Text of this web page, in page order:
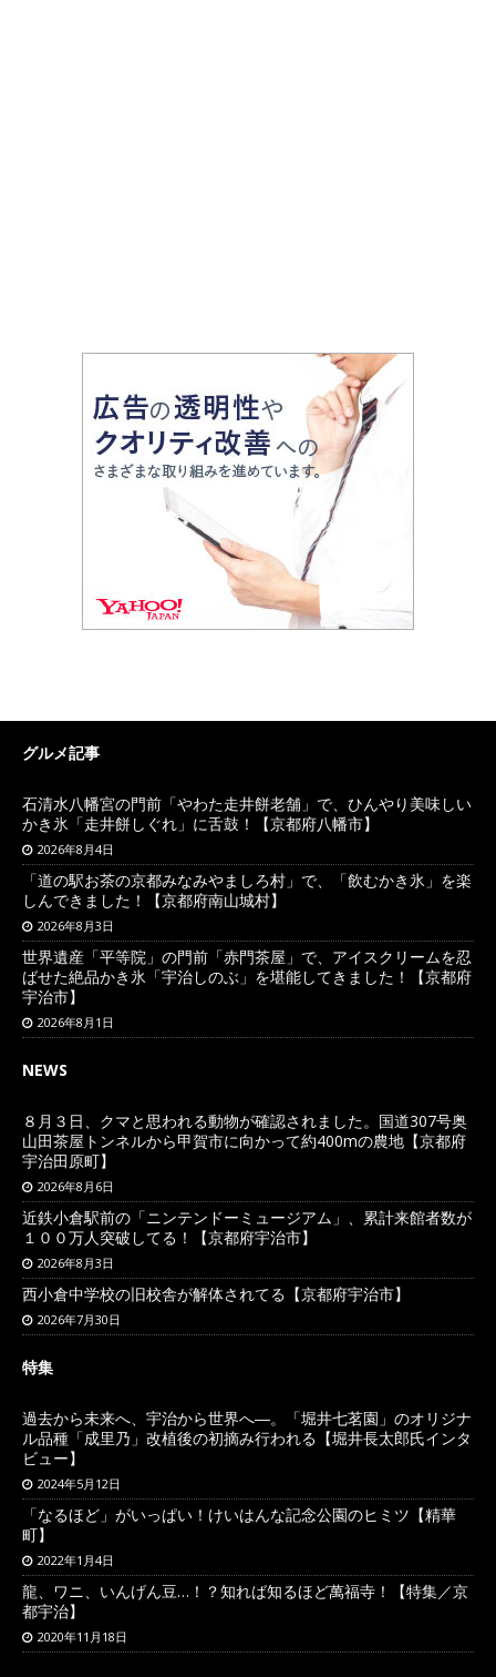
グルメ記事
石清水八幡宮の門前「やわた走井餅老舗」で、ひんやり美味しい
かき氷「走井餅しぐれ」に舌鼓！【京都府八幡市】
2026年8月4日
「道の駅お茶の京都みなみやましろ村」で、「飲むかき氷」を楽
しんできました！【京都府南山城村】
2026年8月3日
世界遺産「平等院」の門前「赤門茶屋」で、アイスクリームを忍
ばせた絶品かき氷「宇治しのぶ」を堪能してきました！【京都府
宇治市】
2026年8月1日
NEWS
８月３日、クマと思われる動物が確認されました。国道307号奥
山田茶屋トンネルから甲賀市に向かって約400mの農地【京都府
宇治田原町】
2026年8月6日
近鉄小倉駅前の「ニンテンドーミュージアム」、累計来館者数が
１００万人突破してる！【京都府宇治市】
2026年8月3日
西小倉中学校の旧校舎が解体されてる【京都府宇治市】
2026年7月30日
特集
過去から未来へ、宇治から世界へ―。「堀井七茗園」のオリジナ
ル品種「成里乃」改植後の初摘み行われる【堀井長太郎氏インタ
ビュー】
2024年5月12日
「なるほど」がいっぱい！けいはんな記念公園のヒミツ【精華
町】
2022年1月4日
龍、ワニ、いんげん豆…！？知れば知るほど萬福寺！【特集／京
都宇治】
2020年11月18日